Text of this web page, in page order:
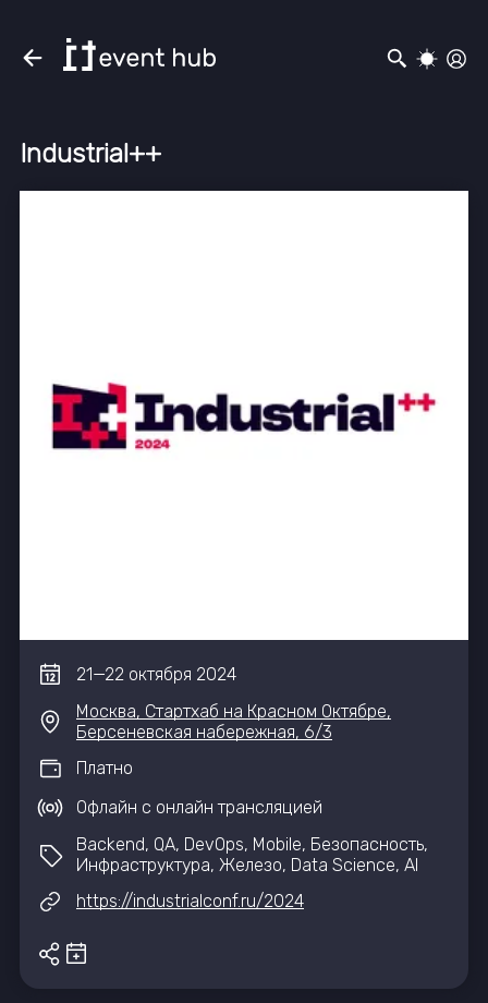
Industrial++
21—22 октября 2024
Москва, Стартхаб на Красном Октябре,
Берсеневская набережная, 6/3
Платно
Офлайн с онлайн трансляцией
Backend, QA, DevOps, Mobile, Безопасность,
Инфраструктура, Железо, Data Science, AI
https://industrialconf.ru/2024